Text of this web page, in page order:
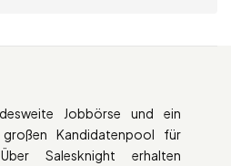
Jobbörse und ein
Kandidatenpool für
Salesknight erhalten